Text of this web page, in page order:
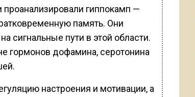
гиппокамп —
память. Они
сигнальные пути в этой области.
гормонов дофамина, серотонина
настроения и мотивации, а